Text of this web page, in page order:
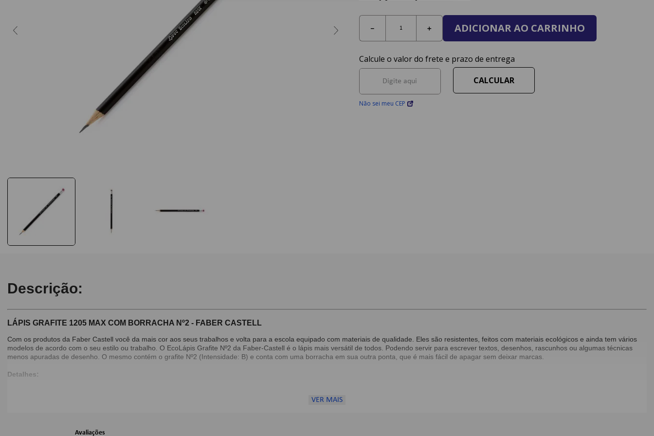
＋
－ ADICIONAR AO CARRINHO
Não sei meu CEP
Descrição:
LÁPIS GRAFITE 1205 MAX COM BORRACHA Nº2 - FABER CASTELL
Com os produtos da Faber Castell você da mais cor aos seus trabalhos e volta para a escola equipado com materiais de qualidade. Eles são resistentes, feitos com materiais ecológicos e ainda tem vários
modelos de acordo com o seu estilo ou trabalho. O EcoLápis Grafite Nº2 da Faber-Castell é o lápis mais versátil de todos. Podendo servir para escrever textos, desenhos, rascunhos ou algumas técnicas
menos apuradas de desenho. O mesmo contém o grafite Nº2 (Intensidade: B) e conta com uma borracha em sua outra ponta, que é mais fácil de apagar sem deixar marcas.
Detalhes:
VER MAIS
Avaliações